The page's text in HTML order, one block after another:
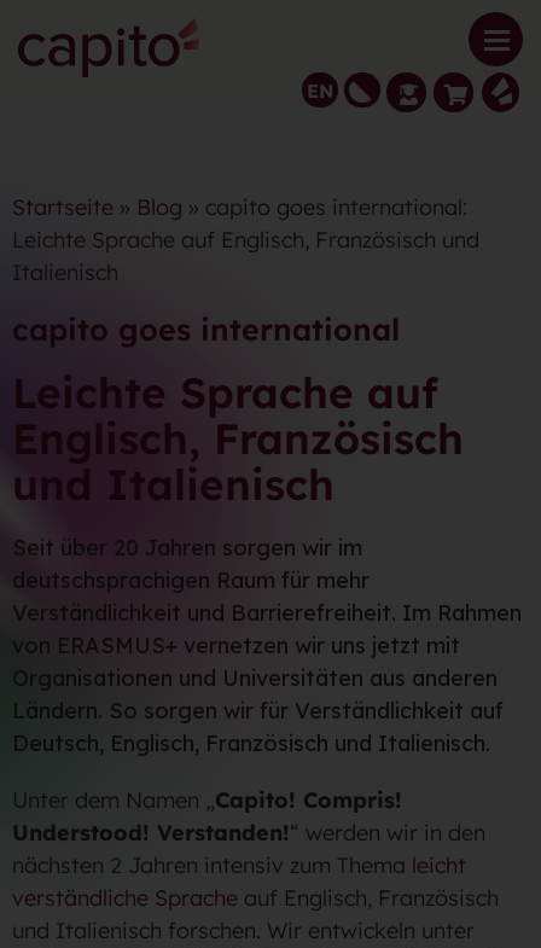
EN
Startseite » Blog » capito goes international:
Leichte Sprache auf Englisch, Französisch und
Italienisch
capito goes international
Leichte Sprache auf
Englisch, Französisch
und Italienisch
Seit über 20 Jahren sorgen wir im
deutschsprachigen Raum für mehr
Verständlichkeit und Barrierefreiheit. Im Rahmen
von ERASMUS+ vernetzen wir uns jetzt mit
Organisationen und Universitäten aus anderen
Ländern. So sorgen wir für Verständlichkeit auf
Deutsch, Englisch, Französisch und Italienisch.
Unter dem Namen „Capito! Compris!
Understood! Verstanden!“ werden wir in den
nächsten 2 Jahren intensiv zum Thema leicht
verständliche Sprache auf Englisch, Französisch
und Italienisch forschen. Wir entwickeln unter